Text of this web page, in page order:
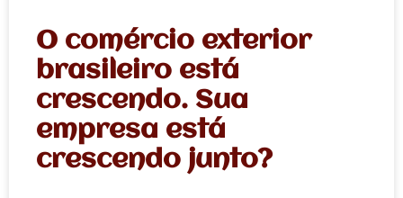
O comércio exterior
brasileiro está
crescendo. Sua
empresa está
crescendo junto?